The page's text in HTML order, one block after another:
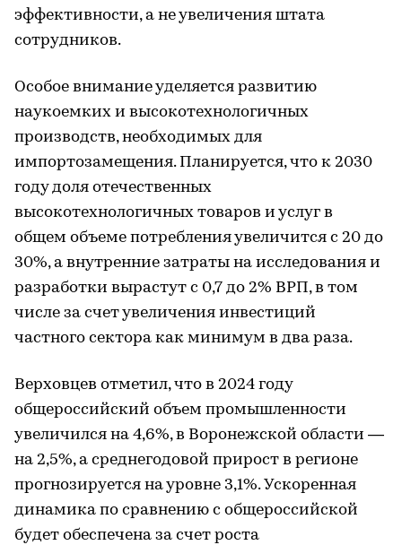
эффективности, а не увеличения штата
сотрудников.
Особое внимание уделяется развитию
наукоемких и высокотехнологичных
производств, необходимых для
импортозамещения. Планируется, что к 2030
году доля отечественных
высокотехнологичных товаров и услуг в
общем объеме потребления увеличится с 20 до
30%, а внутренние затраты на исследования и
разработки вырастут с 0,7 до 2% ВРП, в том
числе за счет увеличения инвестиций
частного сектора как минимум в два раза.
Верховцев отметил, что в 2024 году
общероссийский объем промышленности
увеличился на 4,6%, в Воронежской области ―
на 2,5%, а среднегодовой прирост в регионе
прогнозируется на уровне 3,1%. Ускоренная
динамика по сравнению с общероссийской
будет обеспечена за счет роста